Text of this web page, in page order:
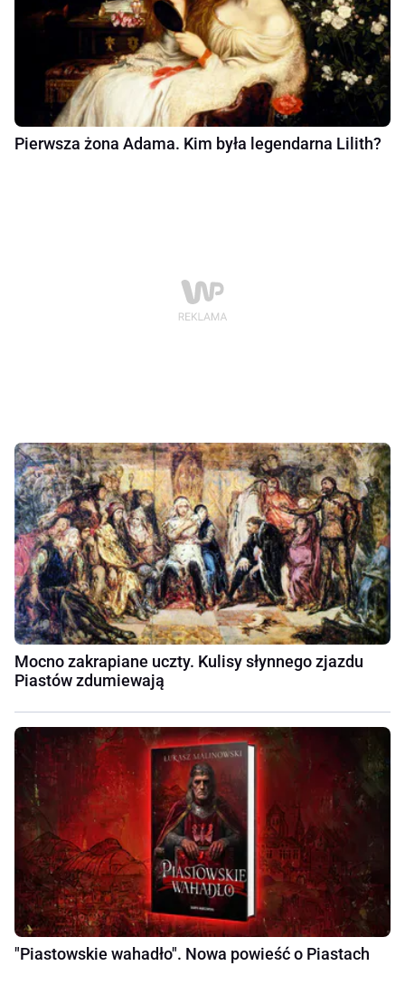
Pierwsza żona Adama. Kim była legendarna Lilith?
Mocno zakrapiane uczty. Kulisy słynnego zjazdu
Piastów zdumiewają
"Piastowskie wahadło". Nowa powieść o Piastach